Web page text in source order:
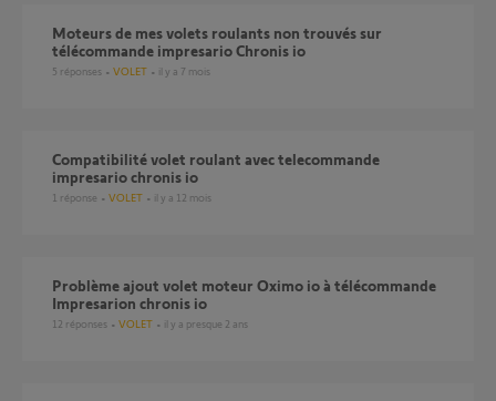
Moteurs de mes volets roulants non trouvés sur
télécommande impresario Chronis io
5 réponses VOLET il y a 7 mois
compatibilité volet roulant avec telecommande
impresario chronis io
1 réponse VOLET il y a 12 mois
Problème ajout volet moteur Oximo io à télécommande
Impresarion chronis io
12 réponses VOLET il y a presque 2 ans